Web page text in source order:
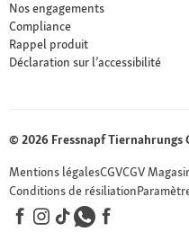
Nos engagements
Compliance
Rappel produit
Déclaration sur l’accessibilité
© 2026 Fressnapf Tiernahrungs
Mentions légalesCGVCGV
Conditions de résiliation